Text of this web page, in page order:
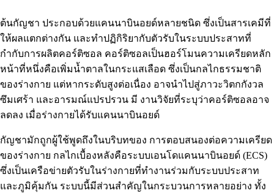
ต้นกัญชา ประกอบด้วยแคนนาบินอยด์หลายชนิด ซึ่งเป็นสารเคมีที่
ให้ผลแตกต่างกัน และทำปฏิกิริยากับตัวรับในระบบประสาทที่
กำกับการผลิตคอร์ติซอล คอร์ติซอลเป็นฮอร์โมนความเครียดหลัก
หน้าที่หนึ่งคือเพิ่มน้ำตาลในกระแสเลือด ซึ่งเป็นกลไกธรรมชาติ
ของร่างกาย แต่หากระดับสูงต่อเนื่อง อาจนำไปสู่ภาวะวิตกกังวล
ซึมเศร้า และอารมณ์แปรปรวน มี งานวิจัยที่ระบุว่าคอร์ติซอลอาจ
ลดลง เมื่อร่างกายได้รับแคนนาบินอยด์
กัญชามักถูกผู้ใช้พูดถึงในบริบทของ การตอบสนองต่อความเครียด
ของร่างกาย กลไกเบื้องหลังคือระบบเอนโดแคนนาบินอยด์ (ECS)
ซึ่งเป็นเครือข่ายตัวรับในร่างกายที่ทำงานร่วมกับระบบประสาท
และภูมิคุ้มกัน ระบบนี้มีส่วนสำคัญในกระบวนการหลายอย่าง ทั้ง